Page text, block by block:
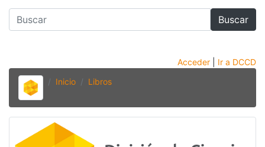
Buscar
Acceder
Ir a DCCD
Inicio
Libros